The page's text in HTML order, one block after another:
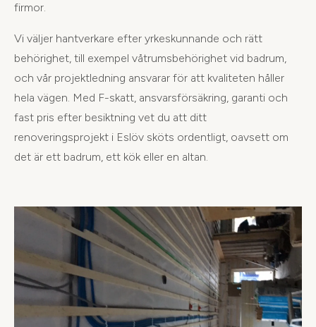
firmor.
Vi väljer hantverkare efter yrkeskunnande och rätt
behörighet, till exempel våtrumsbehörighet vid badrum,
och vår projektledning ansvarar för att kvaliteten håller
hela vägen. Med F-skatt, ansvarsförsäkring, garanti och
fast pris efter besiktning vet du att ditt
renoveringsprojekt i Eslöv sköts ordentligt, oavsett om
det är ett badrum, ett kök eller en altan.